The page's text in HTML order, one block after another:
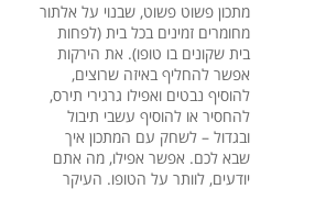
מתכון פשוט פשוט, שבנוי על אלתור
מחומרים זמינים בכל בית (לפחות
בית שקונים בו טופו). את הירקות
אפשר להחליף באיזה שרוצים,
להוסיף נבטים ואפילו גרגירי תירס,
להחסיר או להוסיף עשבי תיבול
ובגדול – לשחק עם המתכון איך
שבא לכם. אפשר אפילו, מה אתם
יודעים, לוותר על הטופו. העיקר